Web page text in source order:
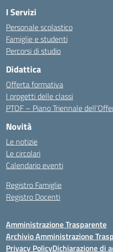
I Servizi
Personale scolastico
Famiglie e studenti
Percorsi di studio
Didattica
Offerta formativa
I progetti delle classi
PTOF – Piano Triennale
Novità
Le notizie
Le circolari
Calendario eventi
Registro Famiglie
Registro Docenti
Amministrazione Trasparente
Archivio Amministrazione
Privacy PolicyDichiarazione di